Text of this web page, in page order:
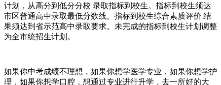
计划，从高分到低分分校 录取指标到校生。指标到校生须达
市区普通高中录取最低分数线。指标到校生综合素质评价 结
果须达到省示范高中录取要求。未完成的指标到校生计划调整
为全市统招生计划。
如果你中考成绩不理想，如果你想学医学专业，如果你想学护
理，如果你想学口腔，想通过专业进行升学，去一所好的大